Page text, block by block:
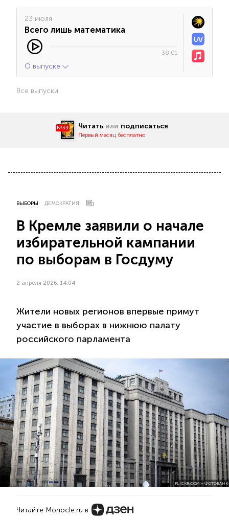
23 июля
Всего лишь математика
38:01
О выпуске
Все выпуски
№33 Читать или подписаться
Первый месяц бесплатно
ВЫБОРЫ ДЕМОКРАТИЯ
В Кремле заявили о начале
избирательной кампании
по выборам в Госдуму
2 апреля 2026, 14:04
Жители новых регионов впервые примут
участие в выборах в нижнюю палату
российского парламента
FLICKR.COM – ФОТОБАНК
Читайте Monocle.ru в